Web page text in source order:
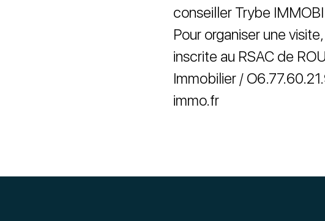
conseiller Trybe
Pour organiser une
inscrite au RSAC de
Immobilier /
immo.fr